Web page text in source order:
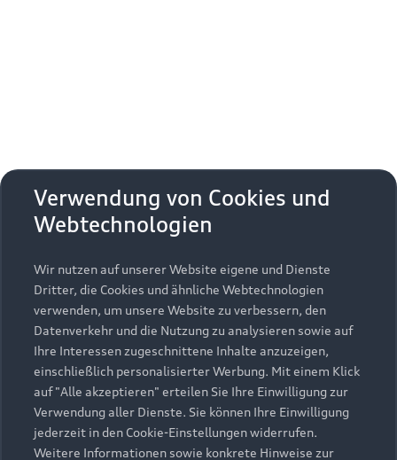
Zurück nach oben
Modelle
Alle Modelle
Modelle vergleichen
Elektromodelle
Plug-in-Hybride
Kaufen & leasen
Neuwagensuche
Gebrauchtwagensuche
Gebrauchtwagen
Finanzierung
Service & Zubehör
Saisonale Angebote
Audi Services
Garantie
Support
Kundenservice
Über Audi
Verwendung von Cookies und
Webtechnologien
Wir nutzen auf unserer Website eigene und Dienste
Dritter, die Cookies und ähnliche Webtechnologien
verwenden, um unsere Website zu verbessern, den
Datenverkehr und die Nutzung zu analysieren sowie auf
Ihre Interessen zugeschnittene Inhalte anzuzeigen,
einschließlich personalisierter Werbung. Mit einem Klick
auf "Alle akzeptieren" erteilen Sie Ihre Einwilligung zur
Verwendung aller Dienste. Sie können Ihre Einwilligung
jederzeit in den Cookie-Einstellungen widerrufen.
Weitere Informationen sowie konkrete Hinweise zur